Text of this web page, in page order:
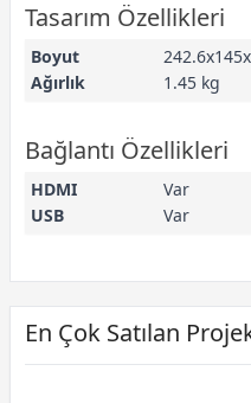
Tasarım Özellikleri
Boyut
Ağırlık
1.45 kg
Bağlantı Özellikleri
HDMI
Var
USB
Var
En Çok Satılan